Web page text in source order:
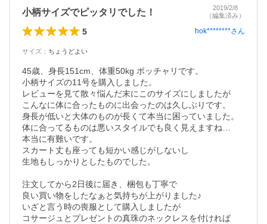
小柄サイズでピッタリでした！
2019/2/8
（編集済み）
5 hok********さん
サイズ ： ちょうどよい
45歳、身長151cm、体重50kg ポッチャリです。
小柄サイズの11号を購入しました。
レビューを見て散々悩んだ末にこのサイズにしましたが
こんなに体に合ったものに出会ったのは久しぶりです。
身長が低いと大体のものが長くて本当に困っていました。
体に合ってるものは悪いスタイルでも良く見えますね…
本当に有難いです。
スカート丈も座っても短かい感じがしないし
生地もしっかりとしたものでした。
注文してから2日後に届き、梱包も丁寧で
良い買い物をしたなぁと気持ちが上がりました♪
いざと言う時の喪服として購入しましたが
コサージュとプレゼントの真珠のネックレスを付ければ